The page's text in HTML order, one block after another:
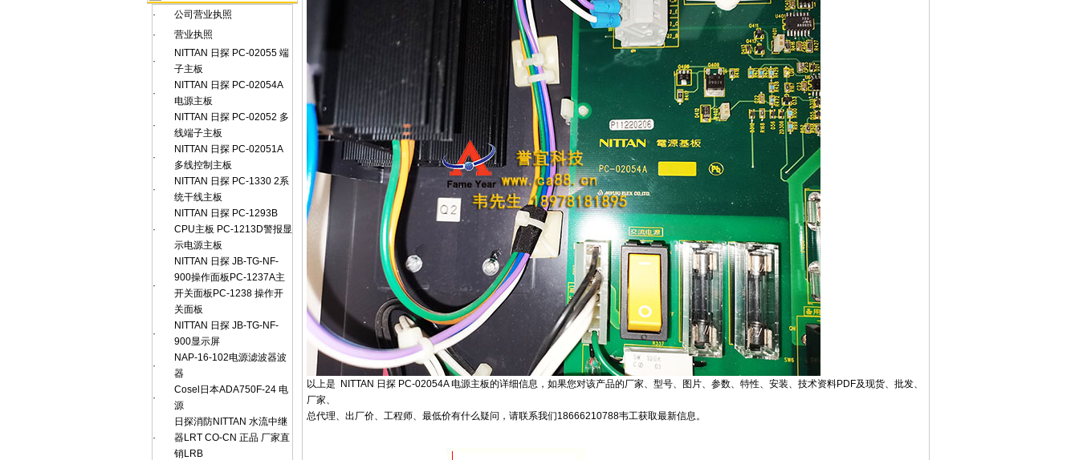
·
公司营业执照
·
营业执照
·
NITTAN 日探 PC-02055 端
子主板
·
NITTAN 日探 PC-02054A
电源主板
·
NITTAN 日探 PC-02052 多
线端子主板
·
NITTAN 日探 PC-02051A
多线控制主板
·
NITTAN 日探 PC-1330 2系
统干线主板
·
NITTAN 日探 PC-1293B
CPU主板 PC-1213D警报显
示电源主板
·
NITTAN 日探 JB-TG-NF-
900操作面板PC-1237A主
开关面板PC-1238 操作开
关面板
·
NITTAN 日探 JB-TG-NF-
900显示屏
·
NAP-16-102电源滤波器波
器
·
Cosel日本ADA750F-24 电
源
·
日探消防NITTAN 水流中继
器LRT CO-CN 正品 厂家直
销LRB
以上是 NITTAN 日探 PC-02054A 电源主板的详细信息，如果您对该产品的厂家、型号、图片、参数、特性、安装、技术资料PDF及现货、批发、
厂家、
总代理、出厂价、工程师、最低价有什么疑问，请联系我们18666210788韦工获取最新信息。